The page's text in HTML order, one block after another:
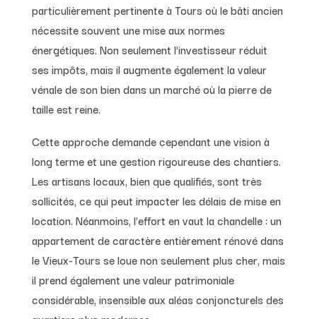
particulièrement pertinente à Tours où le bâti ancien
nécessite souvent une mise aux normes
énergétiques. Non seulement l’investisseur réduit
ses impôts, mais il augmente également la valeur
vénale de son bien dans un marché où la pierre de
taille est reine.
Cette approche demande cependant une vision à
long terme et une gestion rigoureuse des chantiers.
Les artisans locaux, bien que qualifiés, sont très
sollicités, ce qui peut impacter les délais de mise en
location. Néanmoins, l’effort en vaut la chandelle : un
appartement de caractère entièrement rénové dans
le Vieux-Tours se loue non seulement plus cher, mais
il prend également une valeur patrimoniale
considérable, insensible aux aléas conjoncturels des